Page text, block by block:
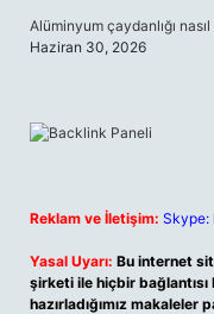
Alüminyum çaydanlığı nasıl
Haziran 30, 2026
Reklam ve İletişim: Skype:
Yasal Uyarı: Bu internet
şirketi ile hiçbir
hazırladığımız makaleler